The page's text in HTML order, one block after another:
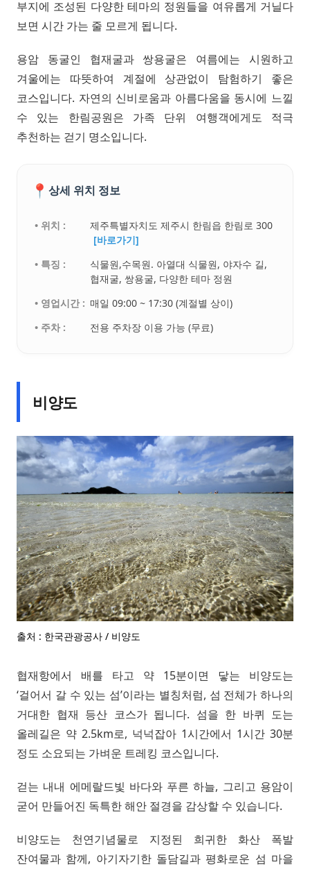
부지에 조성된 다양한 테마의 정원들을 여유롭게 거닐다
보면 시간 가는 줄 모르게 됩니다.
용암 동굴인 협재굴과 쌍용굴은 여름에는 시원하고
겨울에는 따뜻하여 계절에 상관없이 탐험하기 좋은
코스입니다. 자연의 신비로움과 아름다움을 동시에 느낄
수 있는 한림공원은 가족 단위 여행객에게도 적극
추천하는 걷기 명소입니다.
📍 상세 위치 정보
• 위치 :
제주특별자치도 제주시 한림읍 한림로 300
[바로가기]
• 특징 :
식물원,수목원. 아열대 식물원, 야자수 길,
협재굴, 쌍용굴, 다양한 테마 정원
• 영업시간 : 매일 09:00 ~ 17:30 (계절별 상이)
• 주차 :
전용 주차장 이용 가능 (무료)
비양도
출처 : 한국관광공사 / 비양도
협재항에서 배를 타고 약 15분이면 닿는 비양도는
‘걸어서 갈 수 있는 섬’이라는 별칭처럼, 섬 전체가 하나의
거대한 협재 등산 코스가 됩니다. 섬을 한 바퀴 도는
올레길은 약 2.5km로, 넉넉잡아 1시간에서 1시간 30분
정도 소요되는 가벼운 트레킹 코스입니다.
걷는 내내 에메랄드빛 바다와 푸른 하늘, 그리고 용암이
굳어 만들어진 독특한 해안 절경을 감상할 수 있습니다.
비양도는 천연기념물로 지정된 희귀한 화산 폭발
잔여물과 함께, 아기자기한 돌담길과 평화로운 섬 마을